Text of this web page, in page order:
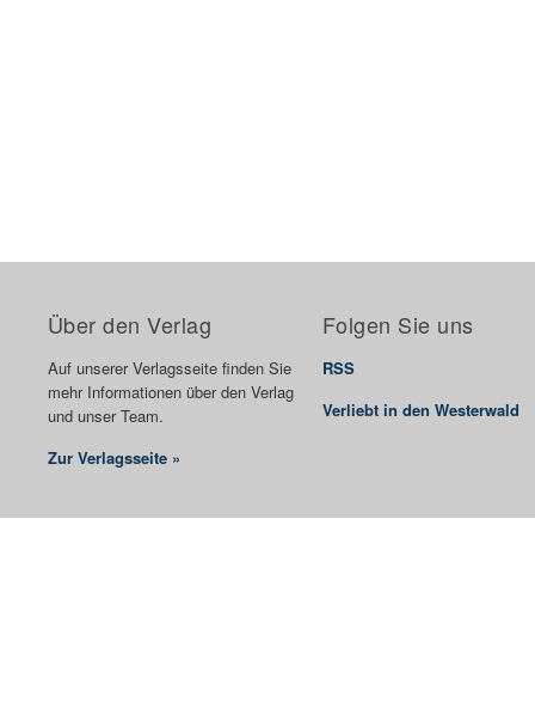
Über den Verlag
Auf unserer Verlagsseite finden Sie
mehr Informationen über den Verlag
und unser Team.
Zur Verlagsseite »
Folgen Sie uns
RSS
Verliebt in den Westerwald